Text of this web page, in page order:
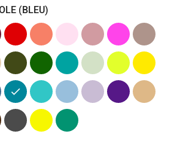
(BLEU)
Rouge Corail Rose
pastel
Rose
(Vieux)
Rose
fuchsia
Taupe
(Marron)
Kaki
(Vert
Armée)
Vert
foncé
Vert
Canard
Vert
menthe
Lime
(Citron)
Jaune
vif
Pétrole
(Bleu)
Bleu
turquoise
Bleu
Clair
Lavande
(Violet)
Violet Naturel
Gris
anthracite
Jaune
Fluo
Vert
émeraude